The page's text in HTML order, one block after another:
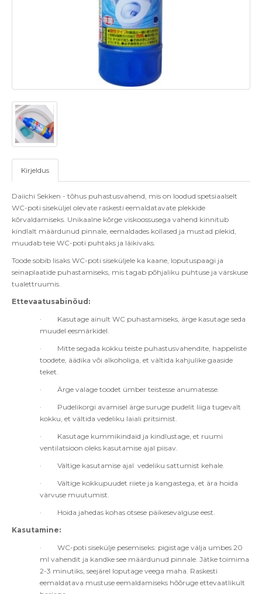
Kirjeldus
Daiichi Sekken - tõhus puhastusvahend, mis on loodud spetsiaalselt
WC-poti siseküljel olevate raskesti eemaldatavate plekkide
kõrvaldamiseks. Unikaalne kõrge viskoossusega vahend kinnitub
kindlalt määrdunud pinnale, eemaldades kollased ja mustad plekid,
muudab teie WC-poti puhtaks ja läikivaks.
Toode sobib lisaks WC-poti siseküljele ka kaane, loputuspaagi ja
seinaplaatide puhastamiseks, mis tagab põhjaliku puhtuse ja värskuse
tualettruumis.
Ettevaatusabinõud:
·
Kasutage ainult WC puhastamiseks, ärge kasutage seda
muudel eesmärkidel.
·
Mitte segada kokku teiste puhastusvahendite, happeliste
toodete, äädika või alkoholiga, et vältida kahjulike gaaside
teket.
·
Ärge valage toodet ümber teistesse anumatesse.
·
Pudelikorgi avamisel ärge suruge pudelit liiga tugevalt
kokku, et vältida vedeliku laiali pritsimist.
·
Kasutage kummikindaid ja kindlustage, et ruumi
ventilatsioon oleks kasutamise ajal piisav.
·
Vältige kasutamise ajal vedeliku sattumist kehale.
·
Vältige kokkupuudet riiete ja kangastega, et ära hoida
värvuse muutumist.
·
Hoida jahedas kohas otsese päikesevalguse eest.
Kasutamine:
·
WC-poti sisekülje pesemiseks: pigistage välja umbes 20
ml vahendit ja kandke see määrdunud pinnale. Jätke toimima
2-3 minutiks, seejärel loputage veega maha. Raskesti
eemaldatava mustuse eemaldamiseks hõõruge ettevaatlikult